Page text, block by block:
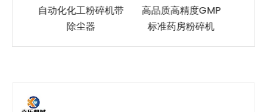
高品质高精度GMP
标准药房粉碎机
超细低噪音药草食品
药品粉碎机